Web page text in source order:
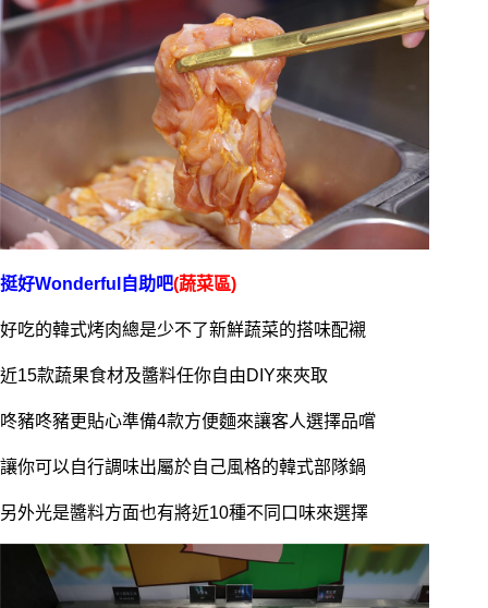
挺好Wonderful自助吧(蔬菜區)
好吃的韓式烤肉總是少不了新鮮蔬菜的搭味配襯
近15款蔬果食材及醬料任你自由DIY來夾取
咚豬咚豬更貼心準備4款方便麵來讓客人選擇品嚐
讓你可以自行調味出屬於自己風格的韓式部隊鍋
另外光是醬料方面也有將近10種不同口味來選擇